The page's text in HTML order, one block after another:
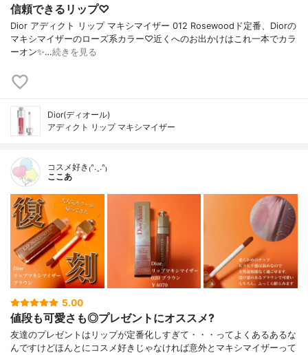
信頼できるリップ♡
Dior アディクト リップ マキシマイザー 012 Rosewoodド定番、Diorの
マキシマイザーのローズ系カラー♡近くへのお出かけはこれ一本でカラ
ーオン✨…続きを見る
Dior(ディオール)
アディクト リップ マキシマイザー
コスメ好き₍ᐢ.ˬ.ᐢ₎
ここあ
5.00
値段も可愛さも◎プレゼントにオススメ?
友達のプレゼントはリップが定番化しすぎて・・・ってよくあるあるな
んですけどほんとにコスメ好きじゃなければ意外とマキシマイザーって